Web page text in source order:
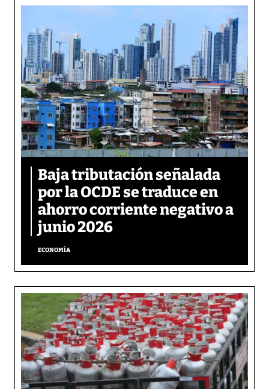
Baja tributación señalada
por la OCDE se traduce en
ahorro corriente negativo a
junio 2026
ECONOMÍA